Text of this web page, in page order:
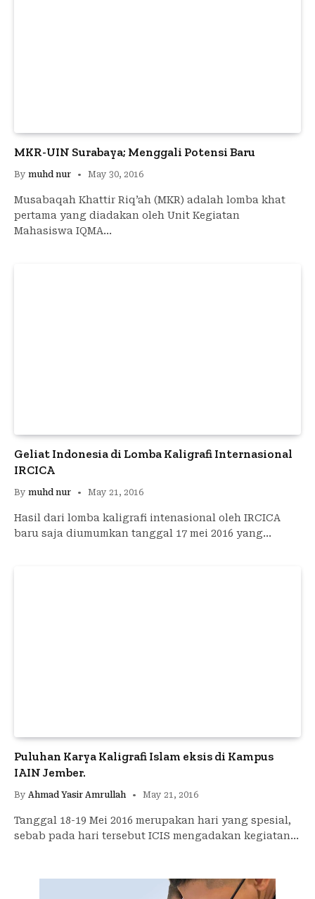
MKR-UIN Surabaya; Menggali Potensi Baru
By muhd nur May 30, 2016
Musabaqah Khattir Riq’ah (MKR) adalah lomba khat
pertama yang diadakan oleh Unit Kegiatan
Mahasiswa IQMA…
Geliat Indonesia di Lomba Kaligrafi Internasional
IRCICA
By muhd nur May 21, 2016
Hasil dari lomba kaligrafi intenasional oleh IRCICA
baru saja diumumkan tanggal 17 mei 2016 yang…
Puluhan Karya Kaligrafi Islam eksis di Kampus
IAIN Jember.
By Ahmad Yasir Amrullah May 21, 2016
Tanggal 18-19 Mei 2016 merupakan hari yang spesial,
sebab pada hari tersebut ICIS mengadakan kegiatan…